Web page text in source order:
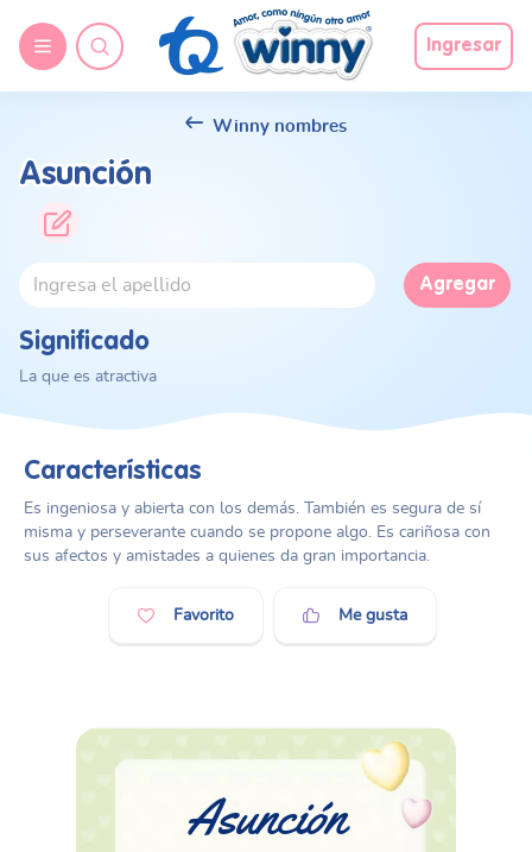
Ingresar
Winny nombres
Asunción
Agregar
Significado
La que es atractiva
Características
Es ingeniosa y abierta con los demás. También es segura de sí
misma y perseverante cuando se propone algo. Es cariñosa con
sus afectos y amistades a quienes da gran importancia.
Favorito Me gusta
Asunción